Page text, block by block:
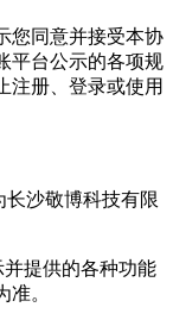
您同意并接受本协
平台公示的各项规
注册、登录或使用
长沙敬博科技有限
提供的各种功能
。